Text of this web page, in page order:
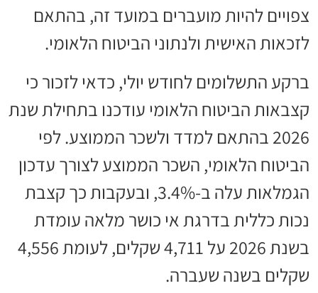
צפויים להיות מועברים במועד זה, בהתאם
לזכאות האישית ולנתוני הביטוח הלאומי.
ברקע התשלומים לחודש יולי, כדאי לזכור כי
קצבאות הביטוח הלאומי עודכנו בתחילת שנת
2026 בהתאם למדד ולשכר הממוצע. לפי
הביטוח הלאומי, השכר הממוצע לצורך עדכון
הגמלאות עלה ב-3.4%, ובעקבות כך קצבת
נכות כללית בדרגת אי כושר מלאה עומדת
בשנת 2026 על 4,711 שקלים, לעומת 4,556
שקלים בשנה שעברה.